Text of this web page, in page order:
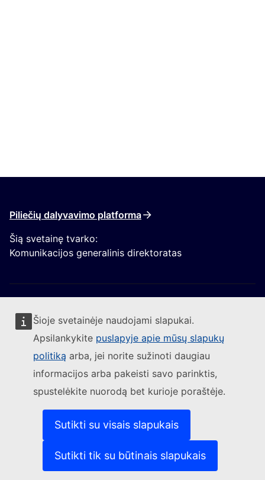
Šioje svetainėje naudojami slapukai.
Apsilankykite puslapyje apie mūsų slapukų
politiką arba, jei norite sužinoti daugiau
informacijos arba pakeisti savo parinktis,
spustelėkite nuorodą bet kurioje poraštėje.
Sutikti su visais slapukais
Sutikti tik su būtinais slapukais
Piliečių dalyvavimo platforma
Šią svetainę tvarko:
Komunikacijos generalinis direktoratas
Sekite Europos Komisijos naujienas
Susisiekite su mumis(Išorės nuoroda)
Pranešti apie IT pažeidžiamumą(Išorės nuoroda)
Kalbos mūsų interneto svetainėse(Išorės nuoroda)
(Išorės nuoroda)
Privatumo politika
Teisinis pranešimas(Išorės nuoroda)